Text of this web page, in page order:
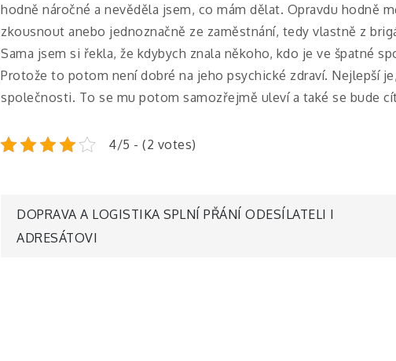
hodně náročné a nevěděla jsem, co mám dělat. Opravdu hodně
zkousnout anebo jednoznačně ze zaměstnání, tedy vlastně z
Sama jsem si řekla, že kdybych znala někoho, kdo je ve špatné
Protože to potom není dobré na jeho psychické zdraví. Nejlepší
společnosti. To se mu potom samozřejmě uleví a také se bude
4/5 - (2 votes)
Navigace
DOPRAVA A LOGISTIKA SPLNÍ PŘÁNÍ ODESÍLATELI I
ADRESÁTOVI